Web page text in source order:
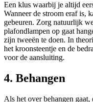
Een klus waarbij je altijd
Wanneer de stroom eraf is,
gebeuren. Zorg natuurlijk
plafondlampen op gaat
zijn tweeën te doen. In
het kroonsteentje en de
voor de aansluiting.
4. Behangen
Als het over behangen gaat,